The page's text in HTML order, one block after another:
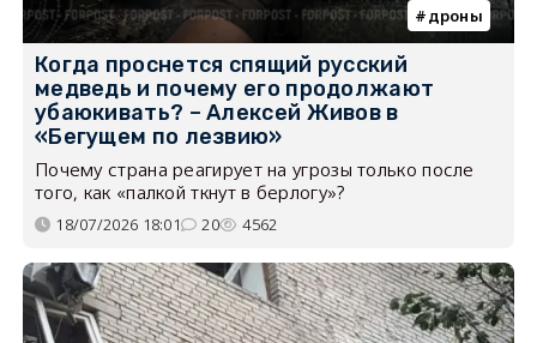
дроны
Когда проснется спящий русский
медведь и почему его продолжают
убаюкивать? – Алексей Живов в
«Бегущем по лезвию»
Почему страна реагирует на угрозы только после
того, как «палкой ткнут в берлогу»?
18/07/2026 18:01 20 4562